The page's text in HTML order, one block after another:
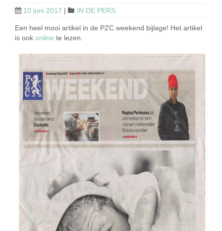
10 juni 2017 | IN DE PERS
Een heel mooi artikel in de PZC weekend bijlage! Het artikel
is ook online te lezen.